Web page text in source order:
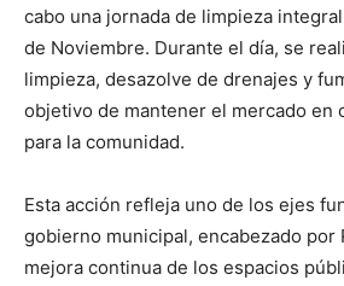
cabo una jornada de limpieza
de Noviembre. Durante el día, se
limpieza, desazolve de drenajes y
objetivo de mantener el mercado en
para la comunidad.
Esta acción refleja uno de los ejes
gobierno municipal, encabezado por
mejora continua de los espacios